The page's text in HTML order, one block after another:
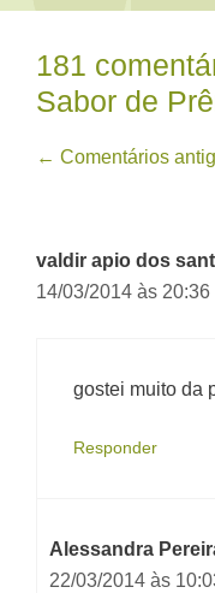
181
Sabor de
Navegação
← Comentários
valdir apio dos
14/03/2014 às 20:36
gostei muito da
Responder
Alessandra
22/03/2014 às